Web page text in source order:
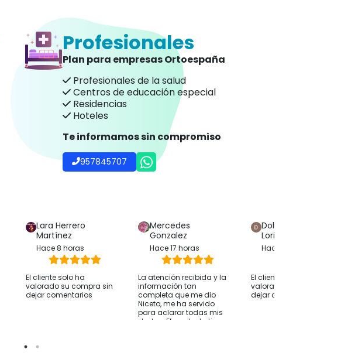
Profesionales
Plan para empresas Ortoespaña
Profesionales de la salud
Centros de educación especial
Residencias
Hoteles
Te informamos sin compromiso
957845707
Lara Herrero
Martínez
Hace 8 horas
El cliente solo ha
valorado su compra sin
dejar comentarios
Mercedes
Gonzalez
Hace 17 horas
La atención recibida y la
información tan
completa que me dio
Niceto, me ha servido
para aclarar todas mis
dudas. El producto tiene
Dolores Hijon
Loriente
Hace 12 horas
El cliente solo ha
valorado su compra sin
dejar comentarios